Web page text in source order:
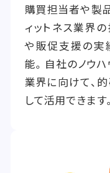
購買担当者や製
ィットネス業界
や販促支援の実
能。自社のノウ
業界に向けて、
して活用できます。